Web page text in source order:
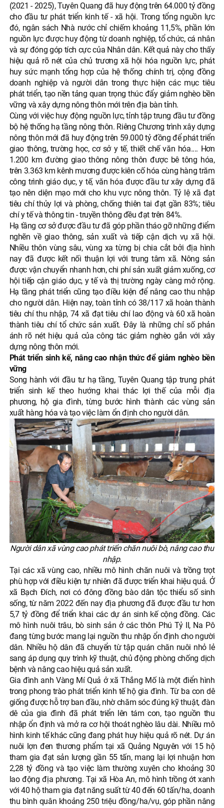
(2021 - 2025), Tuyên Quang đã huy động trên 64.000 tỷ đồng
cho đầu tư phát triển kinh tế - xã hội. Trong tổng nguồn lực
đó, ngân sách Nhà nước chỉ chiếm khoảng 11,5%, phần lớn
nguồn lực được huy động từ doanh nghiệp, tổ chức, cá nhân
và sự đóng góp tích cực của Nhân dân. Kết quả này cho thấy
hiệu quả rõ nét của chủ trương xã hội hóa nguồn lực, phát
huy sức mạnh tổng hợp của hệ thống chính trị, cộng đồng
doanh nghiệp và người dân trong thực hiện các mục tiêu
phát triển, tạo nền tảng quan trọng thúc đẩy giảm nghèo bền
vững và xây dựng nông thôn mới trên địa bàn tỉnh.
Cùng với việc huy động nguồn lực, tỉnh tập trung đầu tư đồng
bộ hệ thống hạ tầng nông thôn. Riêng Chương trình xây dựng
nông thôn mới đã huy động trên 59.000 tỷ đồng để phát triển
giao thông, trường học, cơ sở y tế, thiết chế văn hóa.... Hơn
1.200 km đường giao thông nông thôn được bê tông hóa,
trên 3.363 km kênh mương được kiên cố hóa cùng hàng trăm
công trình giáo dục, y tế, văn hóa được đầu tư xây dựng đã
tạo nên diện mạo mới cho khu vực nông thôn. Tỷ lệ xã đạt
tiêu chí thủy lợi và phòng, chống thiên tai đạt gần 83%; tiêu
chí y tế và thông tin - truyền thông đều đạt trên 84%.
Hạ tầng cơ sở được đầu tư đã góp phần tháo gỡ những điểm
nghẽn về giao thông, sản xuất và tiếp cận dịch vụ xã hội.
Nhiều thôn vùng sâu, vùng xa từng bị chia cắt bởi địa hình
nay đã được kết nối thuận lợi với trung tâm xã. Nông sản
được vận chuyển nhanh hơn, chi phí sản xuất giảm xuống, cơ
hội tiếp cận giáo dục, y tế và thị trường ngày càng mở rộng.
Hạ tầng phát triển cũng tạo điều kiện để nâng cao thu nhập
cho người dân. Hiện nay, toàn tỉnh có 38/117 xã hoàn thành
tiêu chí thu nhập, 74 xã đạt tiêu chí lao động và 60 xã hoàn
thành tiêu chí tổ chức sản xuất. Đây là những chỉ số phản
ánh rõ nét hiệu quả của công tác giảm nghèo gắn với xây
dựng nông thôn mới.
Phát triển sinh kế, nâng cao nhận thức để giảm nghèo bền
vững
Song hành với đầu tư hạ tầng, Tuyên Quang tập trung phát
triển sinh kế theo hướng khai thác lợi thế của mỗi địa
phương, hộ gia đình, từng bước hình thành các vùng sản
xuất hàng hóa và tạo việc làm ổn định cho người dân.
Người dân xã vùng cao phát triển chăn nuôi bò, nâng cao thu
nhập.
Tại các xã vùng cao, nhiều mô hình chăn nuôi và trồng trọt
phù hợp với điều kiện tự nhiên đã được triển khai hiệu quả. Ở
xã Bạch Đích, nơi có đông đồng bào dân tộc thiểu số sinh
sống, từ năm 2022 đến nay địa phương đã được đầu tư hơn
5,7 tỷ đồng để triển khai các dự án sinh kế cộng đồng. Các
mô hình nuôi trâu, bò sinh sản ở các thôn Phú Tỷ II, Na Pô
đang từng bước mang lại nguồn thu nhập ổn định cho người
dân. Nhiều hộ dân đã chuyển từ tập quán chăn nuôi nhỏ lẻ
sang áp dụng quy trình kỹ thuật, chủ động phòng chống dịch
bệnh và nâng cao hiệu quả sản xuất.
Gia đình anh Vàng Mí Quả ở xã Thắng Mố là một điển hình
trong phong trào phát triển kinh tế hộ gia đình. Từ ba con dê
giống được hỗ trợ ban đầu, nhờ chăm sóc đúng kỹ thuật, đàn
dê của gia đình đã phát triển lên tám con, tạo nguồn thu
nhập ổn định và mở ra cơ hội thoát nghèo lâu dài. Nhiều mô
hình kinh tế khác cũng đang phát huy hiệu quả rõ nét. Dự án
nuôi lợn đen thương phẩm tại xã Quảng Nguyên với 15 hộ
tham gia đạt sản lượng gần 55 tấn, mang lại lợi nhuận hơn
2,28 tỷ đồng và tạo việc làm thường xuyên cho khoảng 30
lao động địa phương. Tại xã Hòa An, mô hình trồng ớt xanh
với 40 hộ tham gia đạt năng suất từ 40 đến 60 tấn/ha, doanh
thu bình quân khoảng 250 triệu đồng/ha/vụ, góp phần nâng